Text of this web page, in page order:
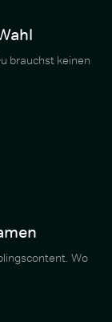
brauchst keinen
Wo